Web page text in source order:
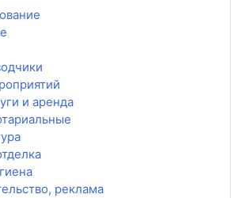
и аренда
реклама